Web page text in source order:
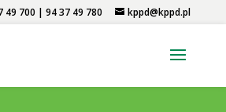
49 700 | 94 37 49 780 kppd@kppd.pl